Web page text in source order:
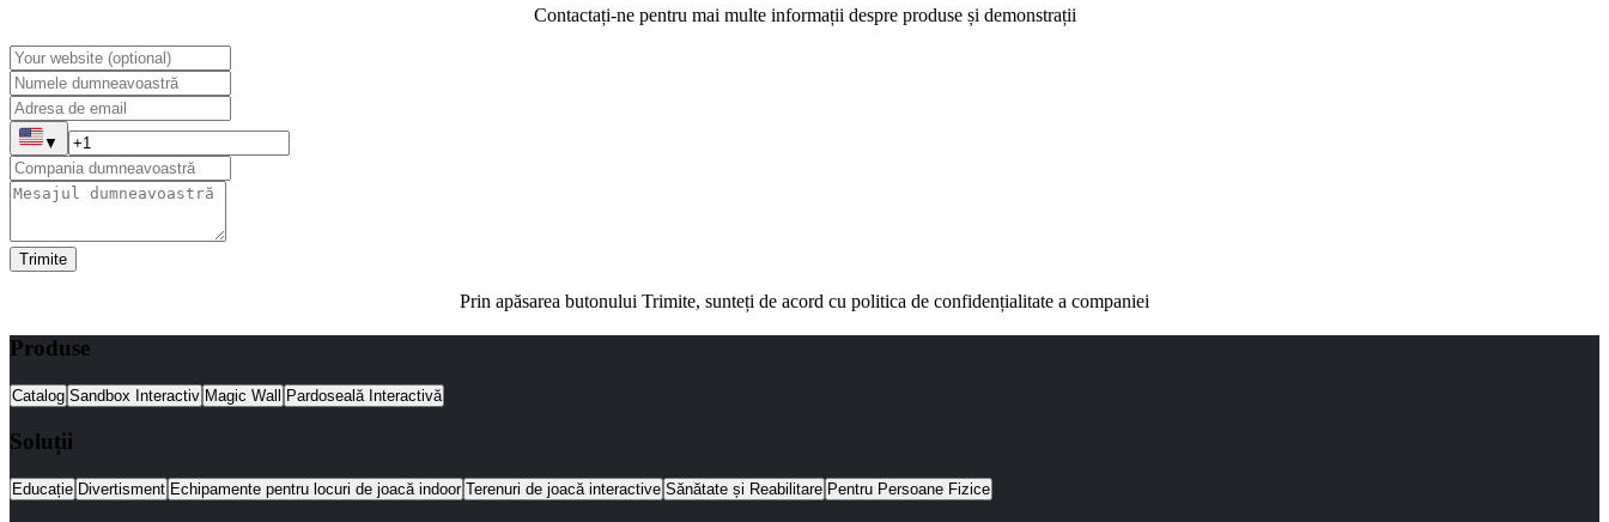
Contactați-ne pentru mai multe informații despre produse și demonstrații
▼
Trimite
Prin apăsarea butonului Trimite, sunteți de acord cu politica de confidențialitate a companiei
Produse
Catalog Sandbox Interactiv Magic Wall Pardoseală Interactivă
Soluții
Educație Divertisment Echipamente pentru locuri de joacă indoor Terenuri de joacă interactive Sănătate și Reabilitare Pentru Persoane Fizice